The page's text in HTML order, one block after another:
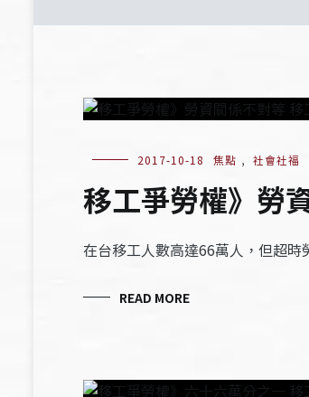
2017-10-18 焦點 , 社會社福
移工爭勞權》勞
在台移工人數高達66萬人，但超
READ MORE